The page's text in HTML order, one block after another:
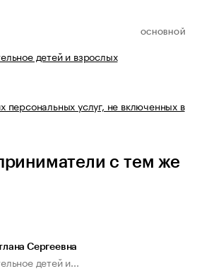
ОСНОВНОЙ
детей и взрослых
персональных услуг, не включенных в
с тем же
Сергеевна
детей и...